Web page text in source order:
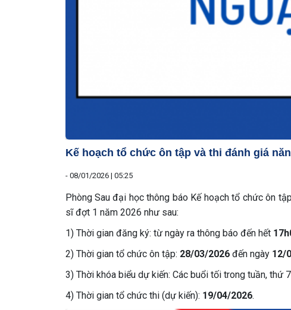
Kế hoạch tổ chức ôn tập và thi đánh giá
- 08/01/2026 | 05:25
Phòng Sau đại học thông báo Kế hoạch tổ chức ôn
sĩ đợt 1 năm 2026 như sau:
1) Thời gian đăng ký: từ ngày ra thông báo đến hết
2) Thời gian tổ chức ôn tập: 28/03/2026đến ngày 12/
3) Thời khóa biểu dự kiến: Các buổi tối trong tuần, thứ
4) Thời gian tổ chức thi (dự kiến): 19/04/2026.